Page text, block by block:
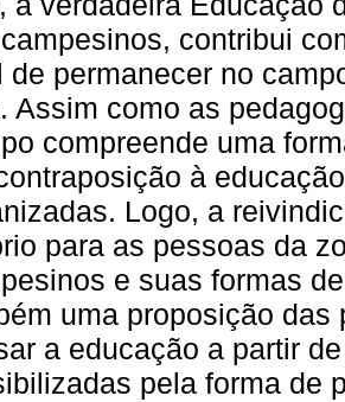
contribui
de permanecer no
Assim como as
compreende uma
à
Logo, a
para as pessoas da
e suas formas
uma proposição
a educação a partir
pela forma de